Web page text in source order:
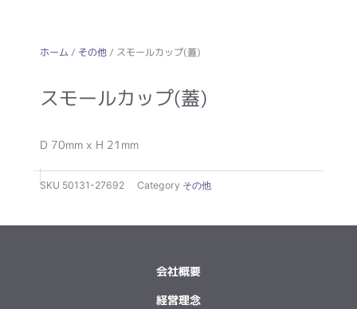
ホーム / その他/ スモールカップ(蓋)
スモールカップ(蓋)
D 70mm x H 21mm
SKU 50131-27692 Category その他
会社概要
経営理念